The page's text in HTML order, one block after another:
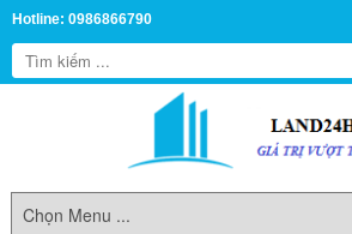
Hotline: 0986866790